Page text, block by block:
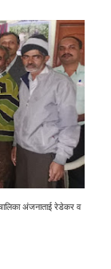
अंजनाताई रेडेकर व